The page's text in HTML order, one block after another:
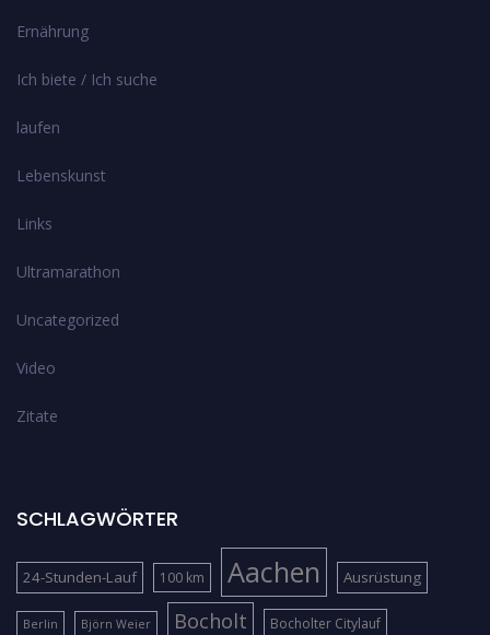
Ernährung
Ich biete / Ich suche
laufen
Lebenskunst
Links
Ultramarathon
Uncategorized
Video
Zitate
SCHLAGWÖRTER
24-Stunden-Lauf 100 km Aachen Ausrüstung
Berlin Björn Weier Bocholt Bocholter Citylauf